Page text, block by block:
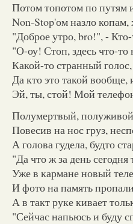
Потом топотом по путям
Non-Stop'ом назло копам,
"Доброе утро, bro!", - Кто-
"О-оу! Стоп, здесь что-то
Какой-то странный
Да кто это такой вообще,
Эй, ты, стой! Мой
Полумертвый,
Повесив на нос груз,
А голова гудела, будто
"Да что ж за день сегодня
Уже в кармане новый
И фото на память
А в такт руке кивает
"Сейчас напьюсь и буду